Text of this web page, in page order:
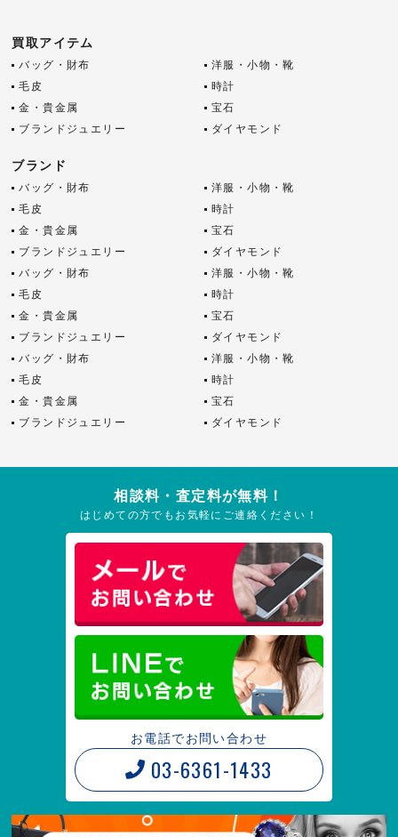
買取アイテム
バッグ・財布
洋服・小物・靴
毛皮
時計
金・貴金属
宝石
ブランドジュエリー
ダイヤモンド
ブランド
バッグ・財布
洋服・小物・靴
毛皮
時計
金・貴金属
宝石
ブランドジュエリー
ダイヤモンド
バッグ・財布
洋服・小物・靴
毛皮
時計
金・貴金属
宝石
ブランドジュエリー
ダイヤモンド
バッグ・財布
洋服・小物・靴
毛皮
時計
金・貴金属
宝石
ブランドジュエリー
ダイヤモンド
相談料・査定料が無料！
はじめての方でもお気軽にご連絡ください！
お電話でお問い合わせ
03-6361-1433